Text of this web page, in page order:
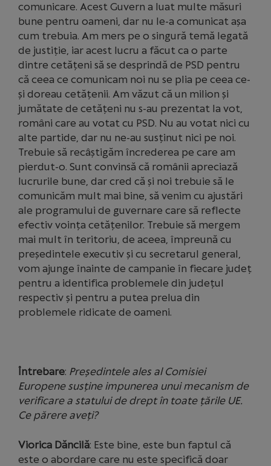
comunicare. Acest Guvern a luat multe măsuri
bune pentru oameni, dar nu le-a comunicat așa
cum trebuia. Am mers pe o singură temă legată
de justiție, iar acest lucru a făcut ca o parte
dintre cetățeni să se desprindă de PSD pentru
că ceea ce comunicam noi nu se plia pe ceea ce-
și doreau cetățenii. Am văzut că un milion și
jumătate de cetățeni nu s-au prezentat la vot,
români care au votat cu PSD. Nu au votat nici cu
alte partide, dar nu ne-au susținut nici pe noi.
Trebuie să recâștigăm încrederea pe care am
pierdut-o. Sunt convinsă că românii apreciază
lucrurile bune, dar cred că și noi trebuie să le
comunicăm mult mai bine, să venim cu ajustări
ale programului de guvernare care să reflecte
efectiv voința cetățenilor. Trebuie să mergem
mai mult în teritoriu, de aceea, împreună cu
președintele executiv și cu secretarul general,
vom ajunge înainte de campanie în fiecare județ
pentru a identifica problemele din județul
respectiv și pentru a putea prelua din
problemele ridicate de oameni.
Întrebare: Președintele ales al Comisiei
Europene susține impunerea unui mecanism de
verificare a statului de drept în toate țările UE.
Ce părere aveți?
Viorica Dăncilă: Este bine, este bun faptul că
este o abordare care nu este specifică doar